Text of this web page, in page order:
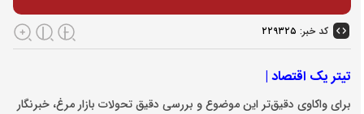
کد خبر: ۲۲۹۳۲۵
تیتر یک اقتصاد |
برای واکاوی دقیق‌تر این موضوع و بررسی دقیق تحولات بازار مرغ، خبرنگار